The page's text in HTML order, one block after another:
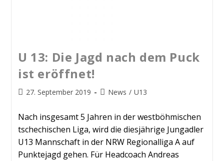
U 13: Die Jagd nach dem Puck
ist eröffnet!
27. September 2019 News / U13
Nach insgesamt 5 Jahren in der westböhmischen
tschechischen Liga, wird die diesjährige Jungadler
U13 Mannschaft in der NRW Regionalliga A auf
Punktejagd gehen. Für Headcoach Andreas